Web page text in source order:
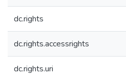
dc.rights
dc.rights.accessrights
dc.rights.uri